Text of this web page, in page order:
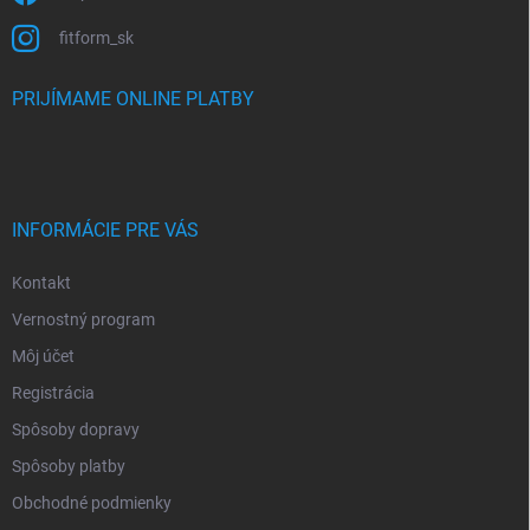
fitform_sk
PRIJÍMAME ONLINE PLATBY
INFORMÁCIE PRE VÁS
Kontakt
Vernostný program
Môj účet
Registrácia
Spôsoby dopravy
Spôsoby platby
Obchodné podmienky